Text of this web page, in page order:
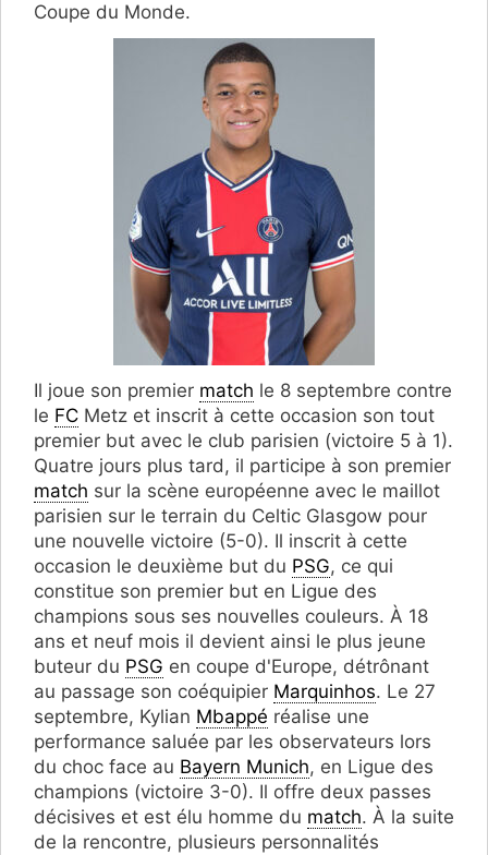
Coupe du Monde.
Il joue son premier match le 8 septembre contre
le FC Metz et inscrit à cette occasion son tout
premier but avec le club parisien (victoire 5 à 1).
Quatre jours plus tard, il participe à son premier
match sur la scène européenne avec le maillot
parisien sur le terrain du Celtic Glasgow pour
une nouvelle victoire (5-0). Il inscrit à cette
occasion le deuxième but du PSG, ce qui
constitue son premier but en Ligue des
champions sous ses nouvelles couleurs. À 18
ans et neuf mois il devient ainsi le plus jeune
buteur du PSG en coupe d'Europe, détrônant
au passage son coéquipier Marquinhos. Le 27
septembre, Kylian Mbappé réalise une
performance saluée par les observateurs lors
du choc face au Bayern Munich, en Ligue des
champions (victoire 3-0). Il offre deux passes
décisives et est élu homme du match. À la suite
de la rencontre, plusieurs personnalités